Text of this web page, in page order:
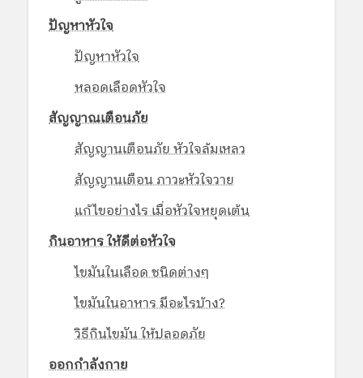
ปัญหาหัวใจ
ปัญหาหัวใจ
หลอดเลือดหัวใจ
สัญญาณเตือนภัย
สัญญานเตือนภัย หัวใจล้มเหลว
สัญญานเตือน ภาวะหัวใจวาย
แก้ไขอย่างไร เมื่อหัวใจหยุดเต้น
กินอาหาร ให้ดีต่อหัวใจ
ไขมันในเลือด ชนิดต่างๆ
ไขมันในอาหาร มีอะไรบ้าง?
วิธีกินไขมัน ให้ปลอดภัย
ออกกำลังกาย